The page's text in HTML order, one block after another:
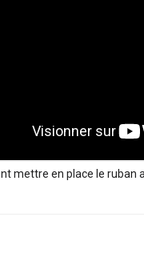
mettre en place le ruban